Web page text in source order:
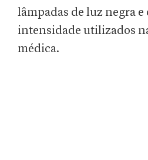
lâmpadas de luz negra e
intensidade utilizados
médica.